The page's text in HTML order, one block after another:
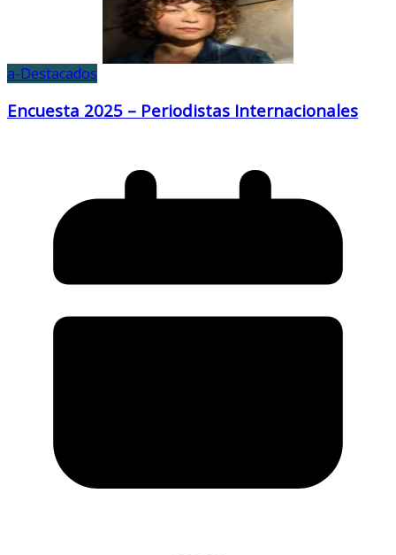
a-Destacados
Encuesta 2025 – Periodistas Internacionales